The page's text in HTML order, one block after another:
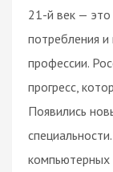
21-й век —
потребления
профессии.
прогресс,
Появились
компьютерных